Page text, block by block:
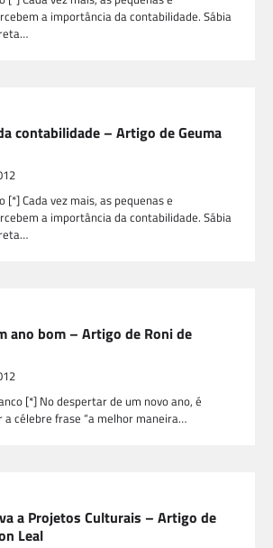
a importância da contabilidade. Sábia
contabilidade – Artigo de Geuma
[*] Cada vez mais, as pequenas e
a importância da contabilidade. Sábia
ano bom – Artigo de Roni de
[*] No despertar de um novo ano, é
célebre frase “a melhor maneira…
a Projetos Culturais – Artigo de
Leal